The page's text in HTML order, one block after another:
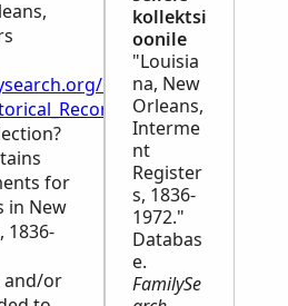
en/wiki/
for
in New
1836-
and/or
kollektsi
oonile
"Louisia
na, New
Orleans,
Interme
nt
Register
s, 1836-
1972."
Databas
e.
FamilySe